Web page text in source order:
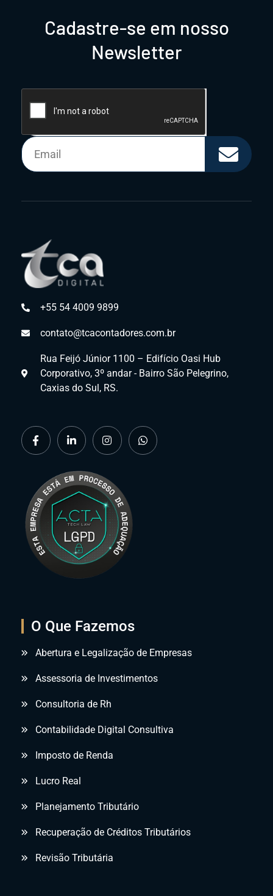
Cadastre-se em nosso
Newsletter
+55 54 4009 9899
contato@tcacontadores.com.br
Rua Feijó Júnior 1100 – Edifício Oasi Hub
Corporativo, 3º andar - Bairro São Pelegrino,
Caxias do Sul, RS.
O Que Fazemos
Abertura e Legalização de Empresas
Assessoria de Investimentos
Consultoria de Rh
Contabilidade Digital Consultiva
Imposto de Renda
Lucro Real
Planejamento Tributário
Recuperação de Créditos Tributários
Revisão Tributária